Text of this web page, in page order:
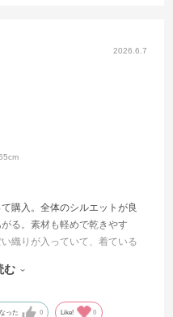
2026.6.7
購入。全体のシルエットが良
る。素材も軽めで乾きやす
織りが入っていて、着ている
くていいです。黒色のシャー
めのブラウスと合わせて着た
む
った 0 Like! 0